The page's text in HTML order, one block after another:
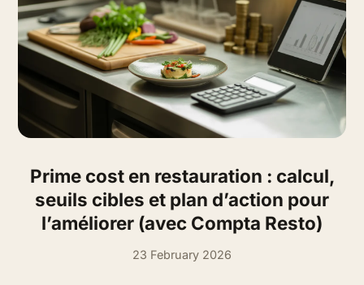
Prime cost en restauration : calcul,
seuils cibles et plan d’action pour
l’améliorer (avec Compta Resto)
23 February 2026